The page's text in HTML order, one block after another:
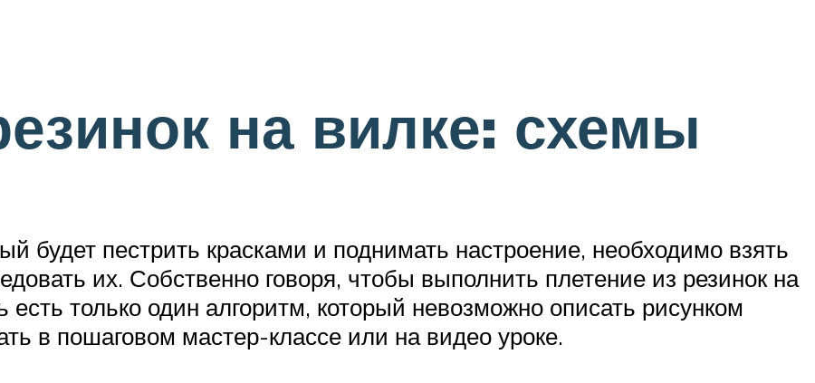
на вилке: схемы
будет пестрить красками и поднимать настроение, необходимо взять
их. Собственно говоря, чтобы выполнить плетение из резинок на
только один алгоритм, который невозможно описать рисунком
в пошаговом мастер-классе или на видео уроке.